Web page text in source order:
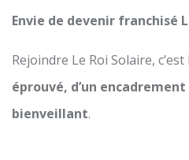
Envie de devenir franchisé
Rejoindre Le Roi Solaire,
éprouvé, d’un
bienveillant.